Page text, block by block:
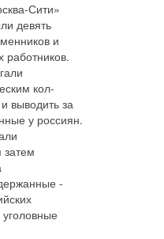
Сити»
девять
и
работников.
кол-
выводить за
у россиян.
затем
-